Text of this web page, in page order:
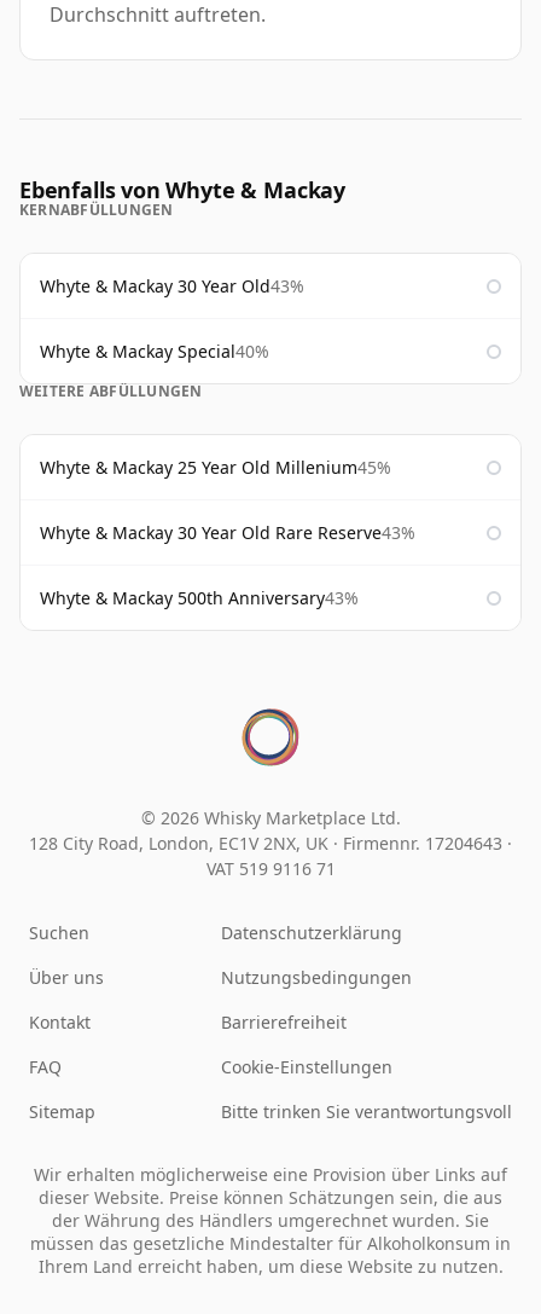
Durchschnitt auftreten.
Ebenfalls von Whyte & Mackay
KERNABFÜLLUNGEN
Whyte & Mackay 30 Year Old43%
Whyte & Mackay Special40%
WEITERE ABFÜLLUNGEN
Whyte & Mackay 25 Year Old Millenium45%
Whyte & Mackay 30 Year Old Rare Reserve43%
Whyte & Mackay 500th Anniversary43%
© 2026 Whisky Marketplace Ltd.
128 City Road, London, EC1V 2NX, UK · Firmennr. 17204643 ·
VAT 519 9116 71
Suchen
Über uns
Kontakt
FAQ
Sitemap
Datenschutzerklärung
Nutzungsbedingungen
Barrierefreiheit
Cookie-Einstellungen
Bitte trinken Sie verantwortungsvoll
Wir erhalten möglicherweise eine Provision über Links auf
dieser Website. Preise können Schätzungen sein, die aus
der Währung des Händlers umgerechnet wurden. Sie
müssen das gesetzliche Mindestalter für Alkoholkonsum in
Ihrem Land erreicht haben, um diese Website zu nutzen.